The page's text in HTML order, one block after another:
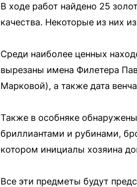
В ходе работ найдено 25
качества. Некоторые из них
Среди наиболее ценных
вырезаны имена Филетера
Марковой), а также дата
Также в особняке
бриллиантами и рубинами,
котором инициалы хозяина
Все эти предметы будут